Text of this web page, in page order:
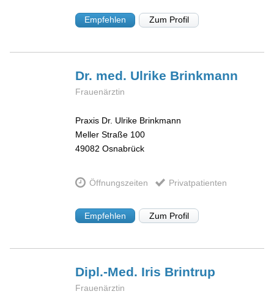
Empfehlen Zum Profil
Dr. med. Ulrike Brinkmann
Frauenärztin
Praxis Dr. Ulrike Brinkmann
Meller Straße 100
49082 Osnabrück
Öffnungszeiten Privatpatienten
Empfehlen Zum Profil
Dipl.-Med. Iris Brintrup
Frauenärztin